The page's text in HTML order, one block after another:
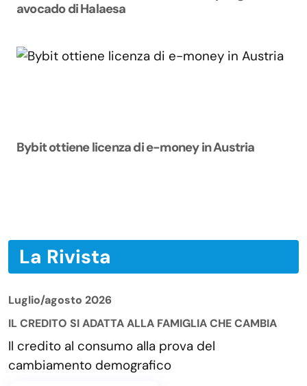
avocado di Halaesa
Bybit ottiene licenza di e-money in Austria
La Rivista
Luglio/agosto 2026
IL CREDITO SI ADATTA ALLA FAMIGLIA CHE CAMBIA
Il credito al consumo alla prova del
cambiamento demografico